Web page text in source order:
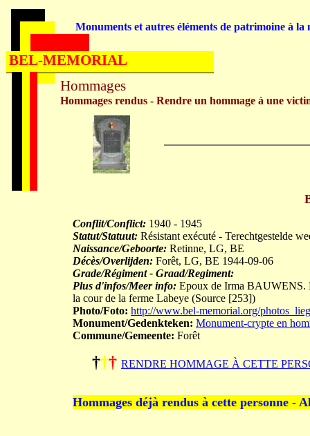
Conflit/Conflict: 1940 - 1945
Statut/Statuut: Résistant exécuté - Terechtgestelde
Naissance/Geboorte: Retinne, LG, BE
Décès/Overlijden: Forêt, LG, BE 1944-09-06
Grade/Régiment - Graad/Regiment:
Plus d'infos/Meer info: Epoux de Irma BAUWENS.
la cour de la ferme Labeye (Source [253])
Photo/Foto: http://www.bel-memorial.org/
Monument/Gedenkteken: Monument-crypte en
Commune/Gemeente: Forêt
††† RENDRE HOMMAGE À CETTE
Hommages déjà rendus à cette personne -
Hommages
Hommages rendus - Rendre un hommage à une
Monuments et autres éléments de patrimoine à la
BEL-MEMORIAL